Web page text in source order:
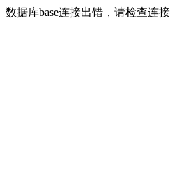
数据库base连接出错，请检查连接